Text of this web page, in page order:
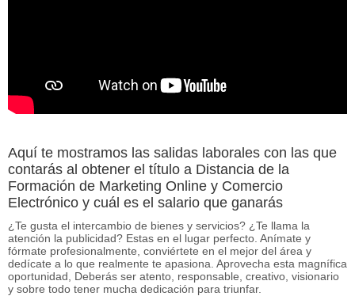
Aquí te mostramos las salidas laborales con las que
contarás al obtener el título a Distancia de la
Formación de Marketing Online y Comercio
Electrónico y cuál es el salario que ganarás
¿Te gusta el intercambio de bienes y servicios? ¿Te llama la
atención la publicidad? Estas en el lugar perfecto. Anímate y
fórmate profesionalmente, conviértete en el mejor del área y
dedícate a lo que realmente te apasiona. Aprovecha esta magnífica
oportunidad, Deberás ser atento, responsable, creativo, visionario
y sobre todo tener mucha dedicación para triunfar.